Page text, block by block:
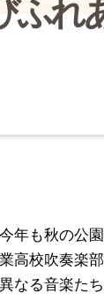
ふれ
年も秋の公
高校吹奏楽
る音楽た